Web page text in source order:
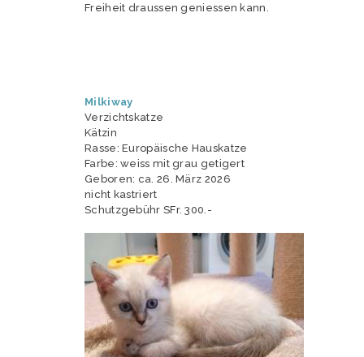
Freiheit draussen geniessen kann.
Milkiway
Verzichtskatze
Kätzin
Rasse: Europäische Hauskatze
Farbe: weiss mit grau getigert
Geboren: ca. 26. März 2026
nicht kastriert
Schutzgebühr SFr. 300.-